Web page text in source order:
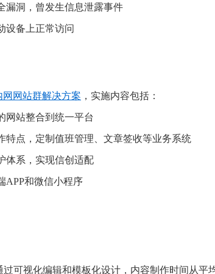
漏洞，曾发生信息泄露事件
设备上正常访问
网网站群解决方案 ，实施内容包括：
网站整合到统一平台
特点，定制值班管理、文章签收等业务系统
体系，实现信创适配
APP和微信小程序
过可视化编辑和模板化设计，内容制作时间从平